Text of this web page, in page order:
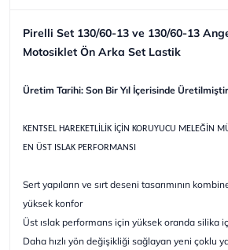
Pirelli Set 130/60-13 ve 130/60-13
Motosiklet Ön Arka Set Lastik
Üretim Tarihi: Son Bir Yıl İçerisinde
KENTSEL HAREKETLİLİK İÇİN KORUYUCU MELEĞİN
EN ÜST ISLAK PERFORMANSI
Sert yapıların ve sırt deseni tasarımının
yüksek konfor
Üst ıslak performans için yüksek oranda silika
Daha hızlı yön değişikliği sağlayan yeni çoklu